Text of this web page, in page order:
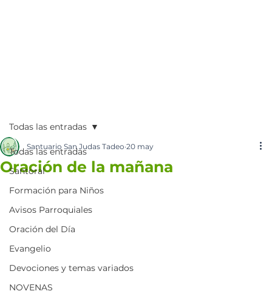
Todas las entradas
Santoral
Formación para Niños
Avisos Parroquiales
Oración del Día
Evangelio
Devociones y temas variados
NOVENAS
Todas las entradas
Oración de la mañana
Santuario San Judas Tadeo 20 may